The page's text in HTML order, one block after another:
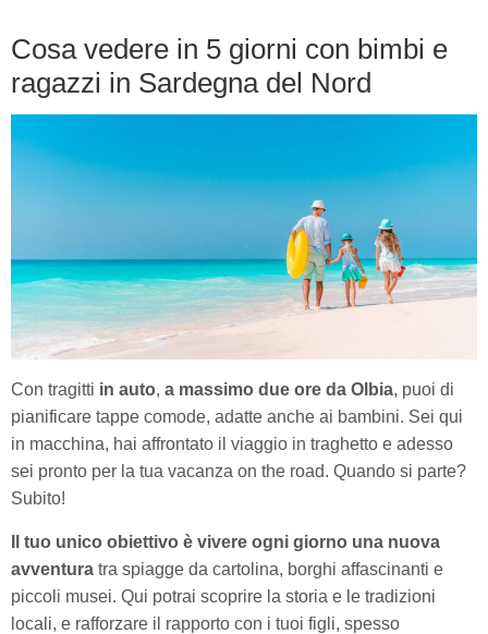
Cosa vedere in 5 giorni con bimbi e
ragazzi in Sardegna del Nord
Con tragitti in auto, a massimo due ore da Olbia, puoi di
pianificare tappe comode, adatte anche ai bambini. Sei qui
in macchina, hai affrontato il viaggio in traghetto e adesso
sei pronto per la tua vacanza on the road. Quando si parte?
Subito!
Il tuo unico obiettivo è vivere ogni giorno una nuova
avventura tra spiagge da cartolina, borghi affascinanti e
piccoli musei. Qui potrai scoprire la storia e le tradizioni
locali, e rafforzare il rapporto con i tuoi figli, spesso